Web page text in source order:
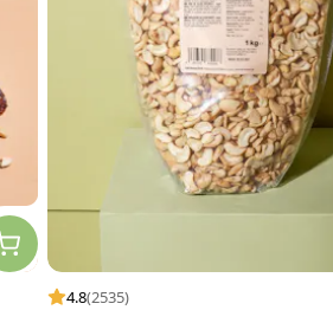
4.8(2535)